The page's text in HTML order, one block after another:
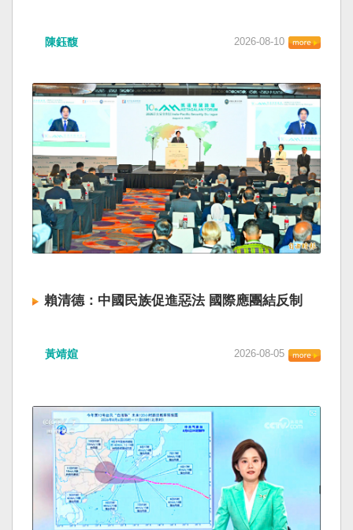
年華」，其中一日站長體驗活動，現場竟提供多
（讀者提供） 車埕鐵道音樂嘉年華染紅 學者：建
立國家識別審核機制 為慶祝集集線復駛，交通部
觀光署日月潭風景區管理處（日管處）八日在車
埕火車站鐵道廣場舉辦「鐵道音樂嘉年華」，其
中一日站長體驗活動，竟然提供多頂中共五星國
徽的車長帽供民眾配戴拍照，令家長傻眼；日管
處表示，委辦廠商忘記把首次買錯的道具帽拿
走，另一組場佈人員就全部布置，該處疏忽沒有
現場再次檢查，對此深感抱歉。觀光署署長陳玉
秀則表示，會對相關人員進行懲處。 觀光署：廠
商輕忽 日管處監督不力將懲處 台中市政府住宅處
被發現介紹中央主管機關配圖竟是「中國國
徽」，引發民眾質疑台中市府「自行回歸祖國懷
佈置「我在車埕站等你」立牌，現場提供給民眾
家長、小孩戴著拍照，這是公家單位舉辦的活
動，實在非常離譜。 日管處表示，廠商告知曾上
網買了兩次帽子，第一次貨品寄到後發現帽子上
有中國國徽，趕緊再次上網購買台鐵車長帽；活
動前一日廠商把活動道具集中一處，卻忘了把第
一次買錯的表演帽拿掉，另一組場佈人員將所有
道具全部帶到現場布置。 廠商昨坦承有嚴重疏
陳鈺馥 2026-08-10
賴清德：中國民族促進惡法 國際應團結反制
「民族團結進步促進法」對各國人民進行政治審
統賴清德昨日於凱達格蘭論壇致詞表示，中國的
「民促法」不僅侵害台灣主權，更透過跨國鎮
壓，對世界各國人民進行政治審查、製造寒蟬效
應，是國際社會應該團結反制的惡法；台灣不會
接受統戰滲透和紅色恐怖、不會坐視中國將壓迫
黑手伸進台灣，或任何自由國家與地區。 不會坐
視北京黑手伸進台灣 賴清德指出，中國上個月不
黃靖媗 2026-08-05